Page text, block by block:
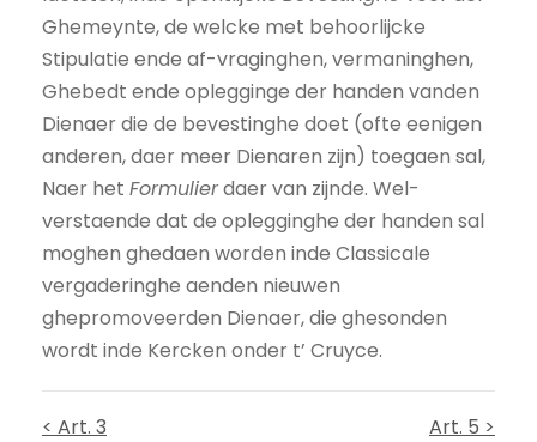
Ghemeynte, de welcke met behoorlijcke
Stipulatie ende af-vraginghen, vermaninghen,
Ghebedt ende oplegginge der handen vanden
Dienaer die de bevestinghe doet (ofte eenigen
anderen, daer meer Dienaren zijn) toegaen sal,
Naer het Formulierdaer van zijnde. Wel-
verstaende dat de oplegginghe der handen sal
moghen ghedaen worden inde Classicale
vergaderinghe aenden nieuwen
ghepromoveerden Dienaer, die ghesonden
wordt inde Kercken onder t’ Cruyce.
< Art. 3 Art. 5 >